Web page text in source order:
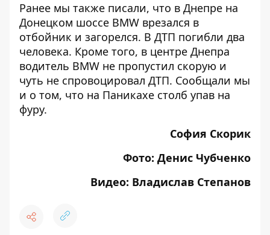
Ранее мы также писали, что в Днепре на
Донецком шоссе BMW врезался в
отбойник и загорелся. В ДТП погибли два
человека. Кроме того, в центре Днепра
водитель BMW не пропустил скорую и
чуть не спровоцировал ДТП. Сообщали мы
и о том, что на Паникахе столб упав на
фуру.
София Скорик
Фото: Денис Чубченко
Видео: Владислав Степанов